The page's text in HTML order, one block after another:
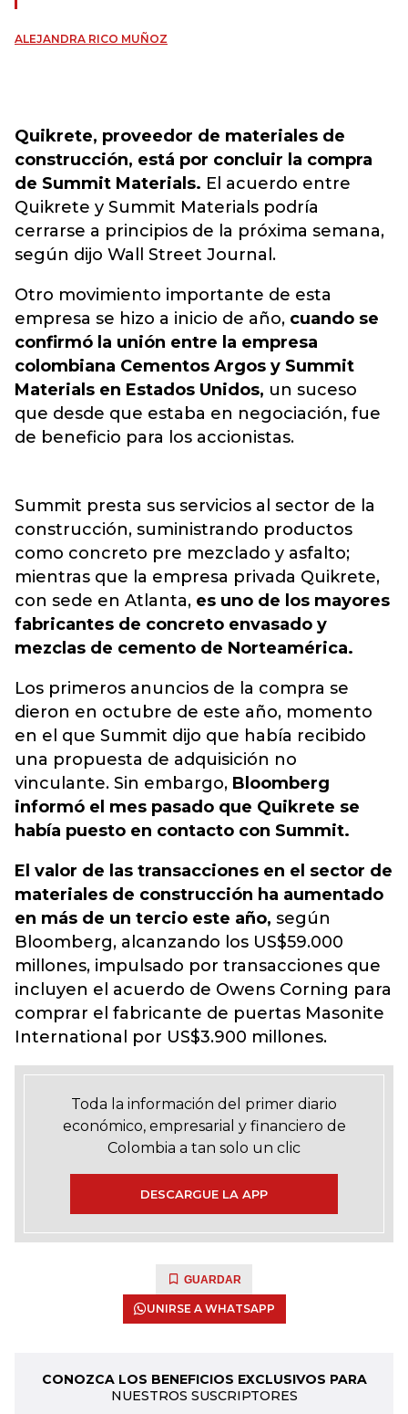
ALEJANDRA RICO MUÑOZ
Quikrete, proveedor de materiales de
construcción, está por concluir la compra
de Summit Materials. El acuerdo entre
Quikrete y Summit Materials podría
cerrarse a principios de la próxima semana,
según dijo Wall Street Journal.
Otro movimiento importante de esta
empresa se hizo a inicio de año, cuando se
confirmó la unión entre la empresa
colombiana Cementos Argos y Summit
Materials en Estados Unidos, un suceso
que desde que estaba en negociación, fue
de beneficio para los accionistas.
Summit presta sus servicios al sector de la
construcción, suministrando productos
como concreto pre mezclado y asfalto;
mientras que la empresa privada Quikrete,
con sede en Atlanta, es uno de los mayores
fabricantes de concreto envasado y
mezclas de cemento de Norteamérica.
Los primeros anuncios de la compra se
dieron en octubre de este año, momento
en el que Summit dijo que había recibido
una propuesta de adquisición no
vinculante. Sin embargo, Bloomberg
informó el mes pasado que Quikrete se
había puesto en contacto con Summit.
El valor de las transacciones en el sector de
materiales de construcción ha aumentado
en más de un tercio este año, según
Bloomberg, alcanzando los US$59.000
millones, impulsado por transacciones que
incluyen el acuerdo de Owens Corning para
comprar el fabricante de puertas Masonite
International por US$3.900 millones.
Toda la información del primer diario
económico, empresarial y financiero de
Colombia a tan solo un clic
DESCARGUE LA APP
GUARDAR
UNIRSE A WHATSAPP
CONOZCA LOS BENEFICIOS EXCLUSIVOS PARA
NUESTROS SUSCRIPTORES